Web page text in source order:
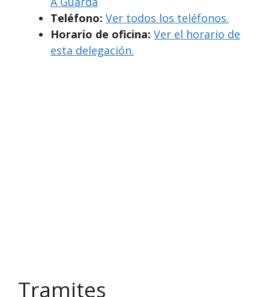
Teléfono: Ver todos los teléfonos.
Horario de oficina: Ver el horario de
esta delegación.
Tramites